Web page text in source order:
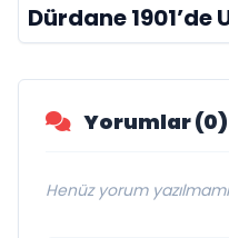
Dürdane 1901’de
Yorumlar (0)
Henüz yorum